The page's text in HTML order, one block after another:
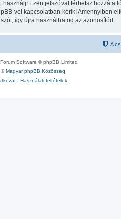
Ezen jelszóval férhetsz hozzá a
vel kapcsolatban kérik! Amennyiben
így újra használhatod az azonosítód.
A
Software © phpBB Limited
©Magyar phpBB Közösség
| Használati feltételek